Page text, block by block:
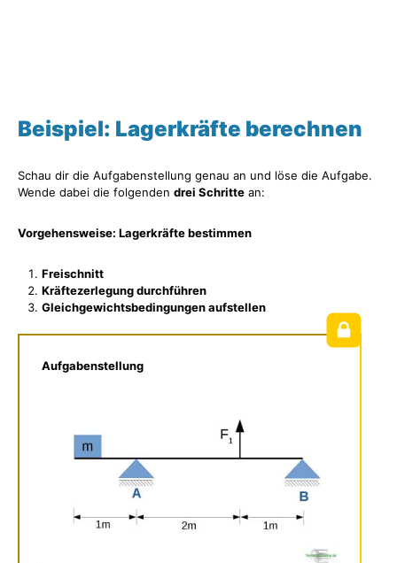
Beispiel: Lagerkräfte berechnen
Schau dir die Aufgabenstellung genau an und löse die Aufgabe.
Wende dabei die folgenden drei Schritte an:
Vorgehensweise: Lagerkräfte bestimmen
Freischnitt
Kräftezerlegung durchführen
Gleichgewichtsbedingungen aufstellen
Aufgabenstellung